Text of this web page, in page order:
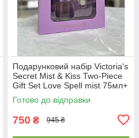
Подарунковий набір Victoria's
Secret Mist & Kiss Two-Piece
Gift Set Love Spell mist 75мл+
lip oil 3.2г
Готово до відправки
750 ₴ 945 ₴